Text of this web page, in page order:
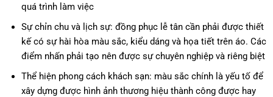
quá trình làm việc
Sự chỉn chu và lịch sự: đồng phục lễ tân cần phải được thiết
kế có sự hài hòa màu sắc, kiểu dáng và họa tiết trên áo. Các
điểm nhấn phải tạo nên được sự chuyên nghiệp và riêng biệt
Thể hiện phong cách khách sạn: màu sắc chính là yếu tố để
xây dựng được hình ảnh thương hiệu thành công được hay